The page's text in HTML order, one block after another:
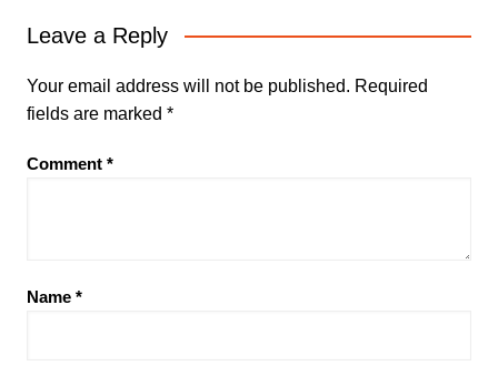
Leave a Reply
Your email address will not be published. Required
fields are marked *
Comment *
Name *